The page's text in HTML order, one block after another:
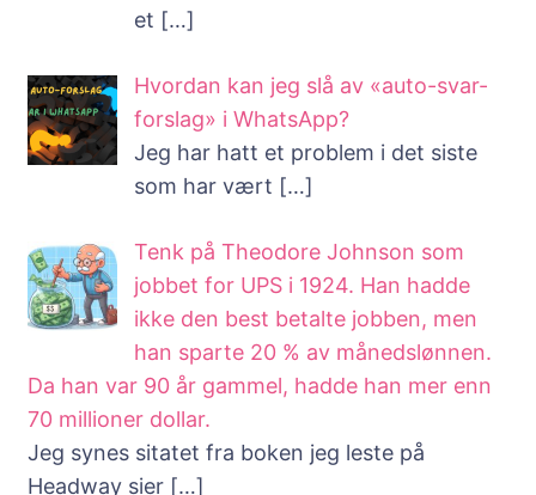
et […]
Hvordan kan jeg slå av «auto-svar-
forslag» i WhatsApp?
Jeg har hatt et problem i det siste
som har vært […]
Tenk på Theodore Johnson som
jobbet for UPS i 1924. Han hadde
ikke den best betalte jobben, men
han sparte 20 % av månedslønnen.
Da han var 90 år gammel, hadde han mer enn
70 millioner dollar.
Jeg synes sitatet fra boken jeg leste på
Headway sier […]